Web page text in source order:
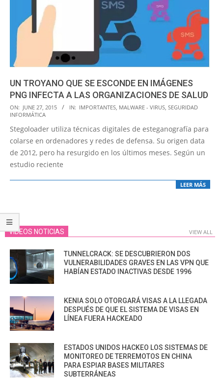
UN TROYANO QUE SE ESCONDE EN IMÁGENES
PNG INFECTA A LAS ORGANIZACIONES DE SALUD
2015-
06-
27
ON: JUNE 27, 2015 IN: IMPORTANTES MALWARE - VIRUS SEGURIDAD
INFORMÁTICA
Stegoloader utiliza técnicas digitales de esteganografía para
colarse en ordenadores y redes de defensa. Su origen data
de 2012, pero ha resurgido en los últimos meses. Según un
estudio reciente
LEER MÁS
VIDEOS NOTICIAS VIEW ALL
TUNNELCRACK: SE DESCUBRIERON DOS
VULNERABILIDADES GRAVES EN LAS VPN QUE
HABÍAN ESTADO INACTIVAS DESDE 1996
KENIA SOLO OTORGARÁ VISAS A LA LLEGADA
DESPUÉS DE QUE EL SISTEMA DE VISAS EN
LÍNEA FUERA HACKEADO
ESTADOS UNIDOS HACKEO LOS SISTEMAS DE
MONITOREO DE TERREMOTOS EN CHINA
PARA ESPIAR BASES MILITARES
SUBTERRÁNEAS